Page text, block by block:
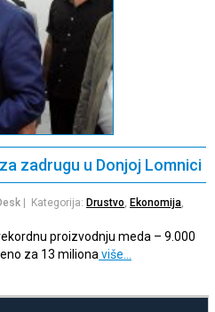
zadrugu u Donjoj Lomnici
| Kategorija: Drustvo, Ekonomija,
proizvodnju meda – 9.000
za 13 miliona više…